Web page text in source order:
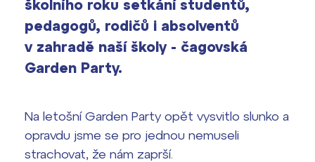
Maturitní zkoušky
Europass
Zahraniční stipendia
ČAG studentský
Bakaláři
Office 365
školního roku setkání studentů,
pedagogů, rodičů i absolventů
v zahradě naší školy - čagovská
Garden Party.
Na letošní Garden Party opět vysvitlo slunko a
opravdu jsme se pro jednou nemuseli
strachovat, že nám zaprší.